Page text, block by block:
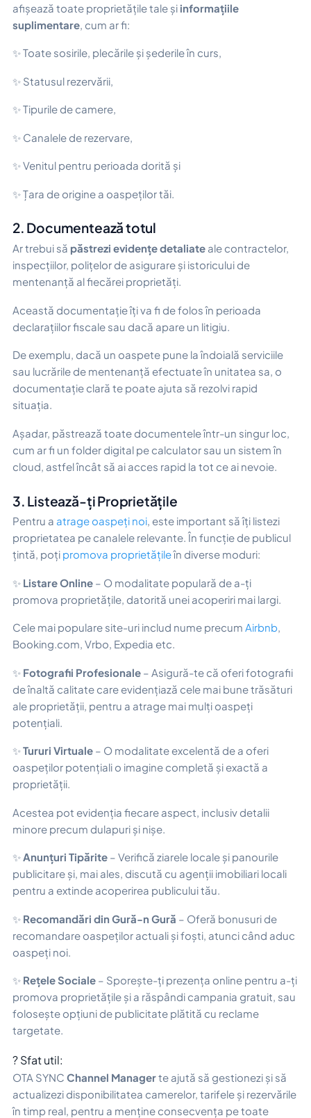
afișează toate proprietățile tale și informațiile
suplimentare , cum ar fi:
✨ Toate sosirile, plecările și șederile în curs,
✨ Statusul rezervării,
✨ Tipurile de camere,
✨ Canalele de rezervare,
✨ Venitul pentru perioada dorită și
✨ Țara de origine a oaspeților tăi.
2. Documentează totul
Ar trebui să păstrezi evidențe detaliate ale contractelor,
inspecțiilor, polițelor de asigurare și istoricului de
mentenanță al fiecărei proprietăți.
Această documentație îți va fi de folos în perioada
declarațiilor fiscale sau dacă apare un litigiu.
De exemplu, dacă un oaspete pune la îndoială serviciile
sau lucrările de mentenanță efectuate în unitatea sa, o
documentație clară te poate ajuta să rezolvi rapid
situația.
Așadar, păstrează toate documentele într-un singur loc,
cum ar fi un folder digital pe calculator sau un sistem în
cloud, astfel încât să ai acces rapid la tot ce ai nevoie.
3. Listează-ți Proprietățile
Pentru a atrage oaspeți noi, este important să îți listezi
proprietatea pe canalele relevante. În funcție de publicul
țintă, poți promova proprietățileîn diverse moduri:
✨ Listare Online – O modalitate populară de a-ți
promova proprietățile, datorită unei acoperiri mai largi.
Cele mai populare site-uri includ nume precum Airbnb,
Booking.com, Vrbo, Expedia etc.
✨ Fotografii Profesionale – Asigură-te că oferi fotografii
de înaltă calitate care evidențiază cele mai bune trăsături
ale proprietății, pentru a atrage mai mulți oaspeți
potențiali.
✨Tururi Virtuale – O modalitate excelentă de a oferi
oaspeților potențiali o imagine completă și exactă a
proprietății.
Acestea pot evidenția fiecare aspect, inclusiv detalii
minore precum dulapuri și nișe.
✨Anunțuri Tipărite – Verifică ziarele locale și panourile
publicitare și, mai ales, discută cu agenții imobiliari locali
pentru a extinde acoperirea publicului tău.
✨ Recomandări din Gură-n Gură – Oferă bonusuri de
recomandare oaspeților actuali și foști, atunci când aduc
oaspeți noi.
✨ Rețele Sociale – Sporește-ți prezența online pentru a-ți
promova proprietățile și a răspândi campania gratuit, sau
folosește opțiuni de publicitate plătită cu reclame
targetate.
? Sfat util:
OTA SYNC Channel Managerte ajută să gestionezi și să
actualizezi disponibilitatea camerelor, tarifele și rezervările
în timp real, pentru a menține consecvența pe toate